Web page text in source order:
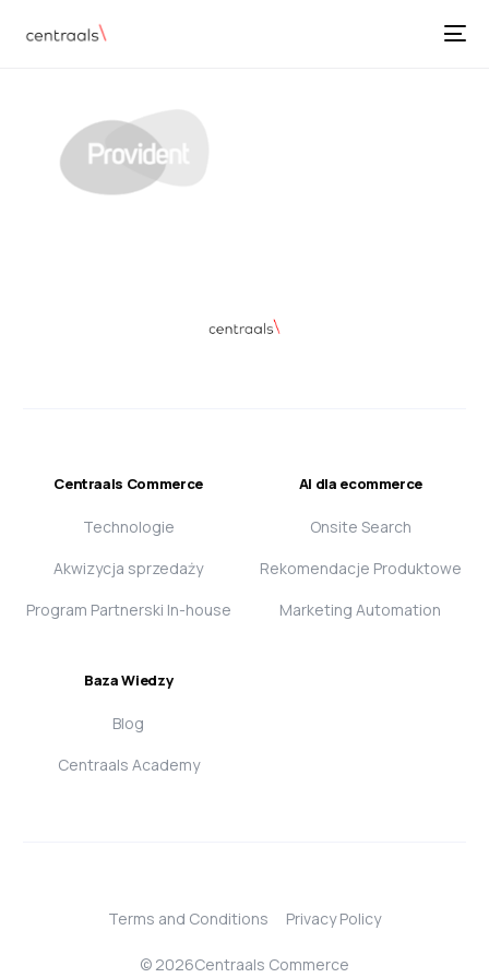
Centraals Commerce
Technologie
Akwizycja sprzedaży
Program Partnerski In-house
AI dla ecommerce
Onsite Search
Rekomendacje Produktowe
Marketing Automation
Baza Wiedzy
Blog
Centraals Academy
© 2026Centraals Commerce
Terms and Conditions Privacy Policy
Login